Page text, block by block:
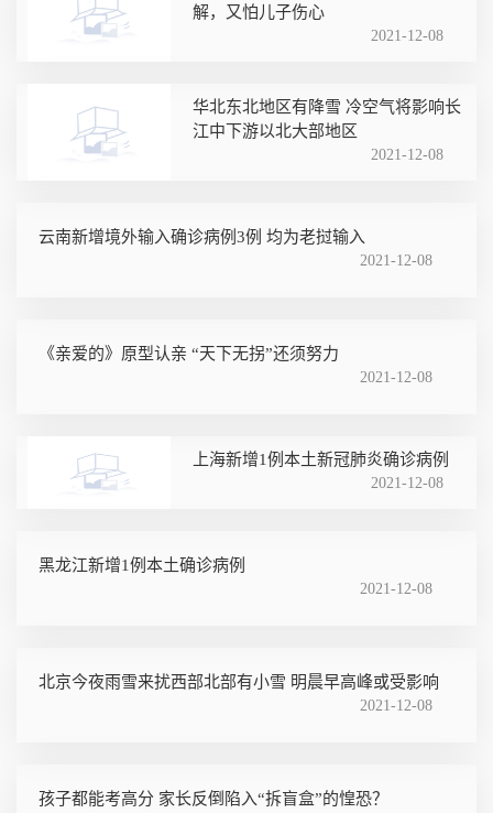
解，又怕儿子伤心
2021-12-08
华北东北地区有降雪 冷空气将影响长
江中下游以北大部地区
2021-12-08
云南新增境外输入确诊病例3例 均为老挝输入
2021-12-08
《亲爱的》原型认亲 “天下无拐”还须努力
2021-12-08
上海新增1例本土新冠肺炎确诊病例
2021-12-08
黑龙江新增1例本土确诊病例
2021-12-08
北京今夜雨雪来扰西部北部有小雪 明晨早高峰或受影响
2021-12-08
孩子都能考高分 家长反倒陷入“拆盲盒”的惶恐？